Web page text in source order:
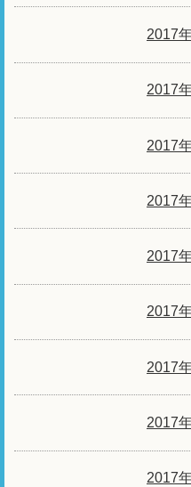
2017
2017
2017
2017
2017
2017
2017
2017
2017